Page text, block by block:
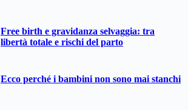
Free birth e gravidanza selvaggia: tra
libertà totale e rischi del parto
Ecco perché i bambini non sono mai stanchi